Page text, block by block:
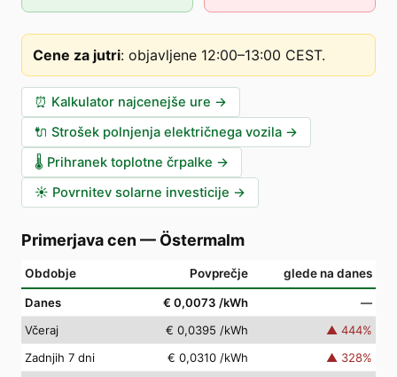
Cene za jutri: objavljene 12:00–13:00 CEST.
⏰ Kalkulator najcenejše ure →
🔌 Strošek polnjenja električnega vozila →
🌡️ Prihranek toplotne črpalke →
☀️ Povrnitev solarne investicije →
Primerjava cen — Östermalm
Obdobje Povprečje glede na danes
Danes € 0,0073 /kWh
—
Včeraj
€ 0,0395 /kWh ▲ 444%
Zadnjih 7 dni
€ 0,0310 /kWh ▲ 328%